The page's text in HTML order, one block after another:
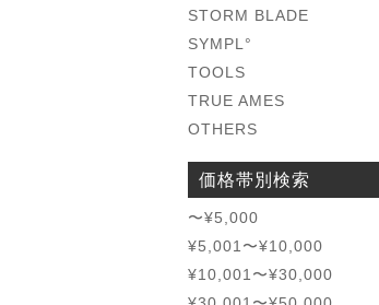
STORM BLADE
SYMPL°
TOOLS
TRUE AMES
OTHERS
価格帯別検索
〜¥5,000
¥5,001〜¥10,000
¥10,001〜¥30,000